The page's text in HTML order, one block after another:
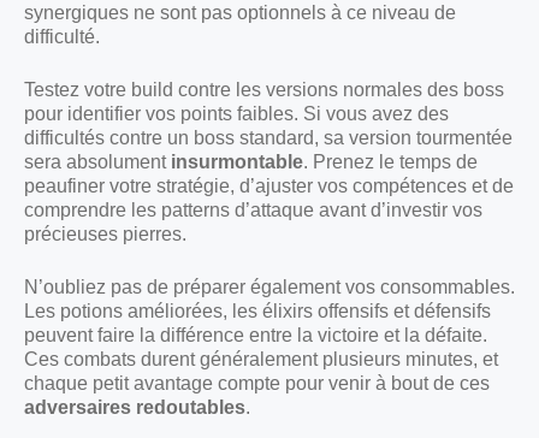
synergiques ne sont pas optionnels à ce niveau de
difficulté.
Testez votre build contre les versions normales des boss
pour identifier vos points faibles. Si vous avez des
difficultés contre un boss standard, sa version tourmentée
sera absolument insurmontable. Prenez le temps de
peaufiner votre stratégie, d’ajuster vos compétences et de
comprendre les patterns d’attaque avant d’investir vos
précieuses pierres.
N’oubliez pas de préparer également vos consommables.
Les potions améliorées, les élixirs offensifs et défensifs
peuvent faire la différence entre la victoire et la défaite.
Ces combats durent généralement plusieurs minutes, et
chaque petit avantage compte pour venir à bout de ces
adversaires redoutables.